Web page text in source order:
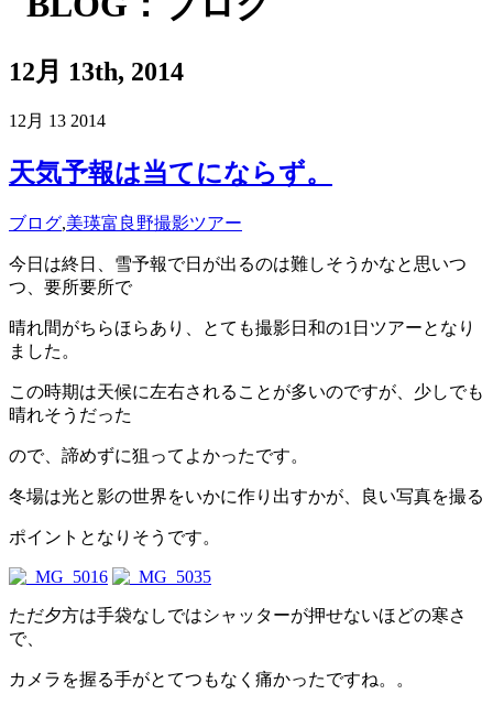
12月 13th, 2014
12月 13 2014
天気予報は当てにならず。
ブログ,美瑛富良野撮影ツアー
今日は終日、雪予報で日が出るのは難しそうかなと思いつ
つ、要所要所で
晴れ間がちらほらあり、とても撮影日和の1日ツアーとなり
ました。
この時期は天候に左右されることが多いのですが、少しでも
晴れそうだった
ので、諦めずに狙ってよかったです。
冬場は光と影の世界をいかに作り出すかが、良い写真を撮る
ポイントとなりそうです。
ただ夕方は手袋なしではシャッターが押せないほどの寒さ
で、
カメラを握る手がとてつもなく痛かったですね。。